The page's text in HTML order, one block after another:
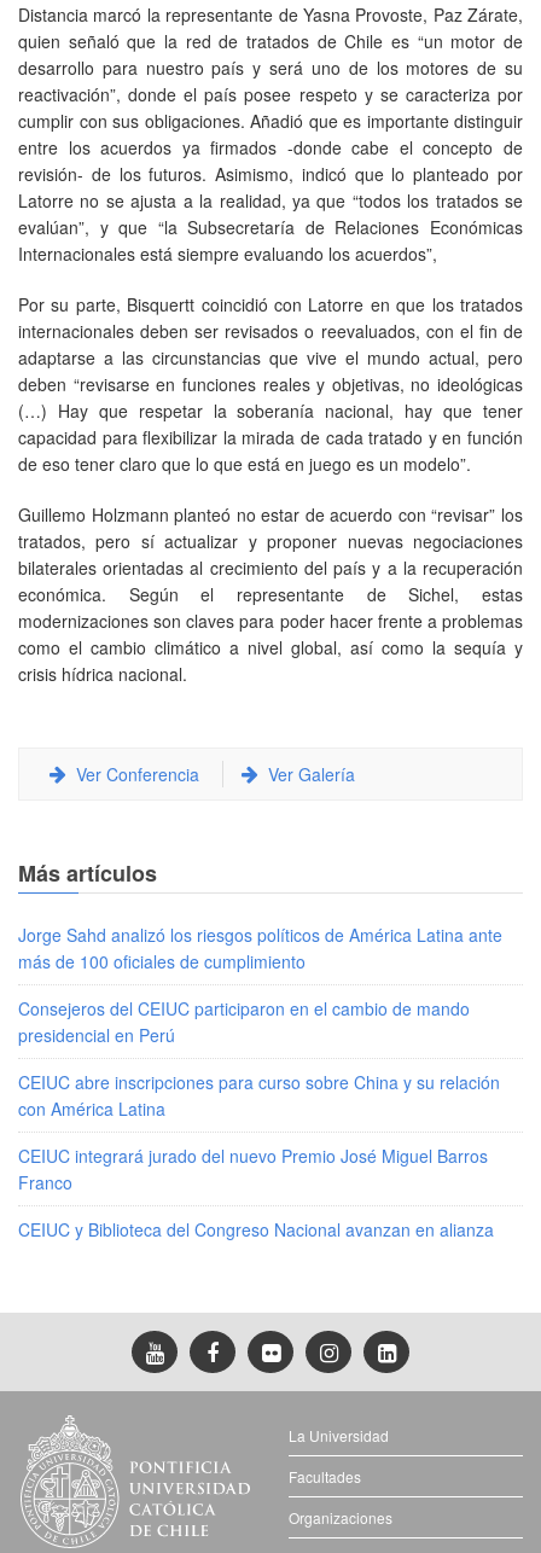
Distancia marcó la representante de Yasna Provoste, Paz Zárate,
quien señaló que la red de tratados de Chile es “un motor de
desarrollo para nuestro país y será uno de los motores de su
reactivación”, donde el país posee respeto y se caracteriza por
cumplir con sus obligaciones. Añadió que es importante distinguir
entre los acuerdos ya firmados -donde cabe el concepto de
revisión- de los futuros. Asimismo, indicó que lo planteado por
Latorre no se ajusta a la realidad, ya que “todos los tratados se
evalúan”, y que “la Subsecretaría de Relaciones Económicas
Internacionales está siempre evaluando los acuerdos”,
Por su parte, Bisquertt coincidió con Latorre en que los tratados
internacionales deben ser revisados o reevaluados, con el fin de
adaptarse a las circunstancias que vive el mundo actual, pero
deben “revisarse en funciones reales y objetivas, no ideológicas
(…) Hay que respetar la soberanía nacional, hay que tener
capacidad para flexibilizar la mirada de cada tratado y en función
de eso tener claro que lo que está en juego es un modelo”.
Guillemo Holzmann planteó no estar de acuerdo con “revisar” los
tratados, pero sí actualizar y proponer nuevas negociaciones
bilaterales orientadas al crecimiento del país y a la recuperación
económica. Según el representante de Sichel, estas
modernizaciones son claves para poder hacer frente a problemas
como el cambio climático a nivel global, así como la sequía y
crisis hídrica nacional.
Ver Conferencia Ver Galería
Más artículos
Jorge Sahd analizó los riesgos políticos de América Latina ante
más de 100 oficiales de cumplimiento
Consejeros del CEIUC participaron en el cambio de mando
presidencial en Perú
CEIUC abre inscripciones para curso sobre China y su relación
con América Latina
CEIUC integrará jurado del nuevo Premio José Miguel Barros
Franco
CEIUC y Biblioteca del Congreso Nacional avanzan en alianza
La Universidad
Facultades
Organizaciones